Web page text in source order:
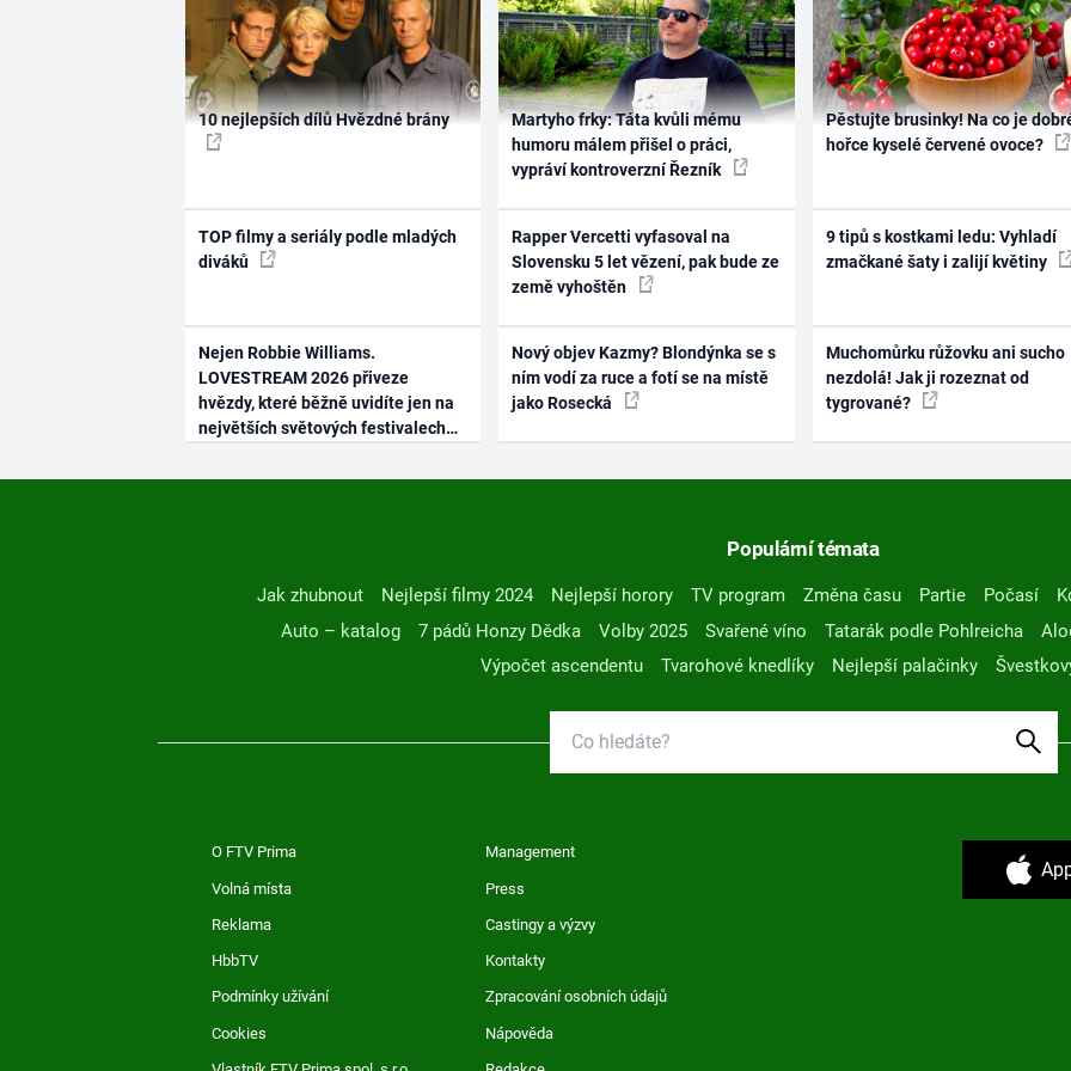
10 nejlepších dílů Hvězdné brány
TOP filmy a seriály podle mladých
diváků
Nejen Robbie Williams.
LOVESTREAM 2026 přiveze
hvězdy, které běžně uvidíte jen na
největších světových festivalech
Martyho frky: Táta kvůli mému
humoru málem přišel o práci,
vypráví kontroverzní Řezník
Rapper Vercetti vyfasoval na
Slovensku 5 let vězení, pak bude ze
země vyhoštěn
Nový objev Kazmy? Blondýnka se s
ním vodí za ruce a fotí se na místě
jako Rosecká
Pěstujte brusinky! Na co je
hořce kyselé červené ovoce?
9 tipů s kostkami ledu: Vyhladí
zmačkané šaty i zalijí květiny
Muchomůrku růžovku ani sucho
nezdolá! Jak ji rozeznat od
tygrované?
Populární témata
Jak zhubnout Nejlepší filmy 2024 Nejlepší horory TV program Změna času Partie Počasí
Auto – katalog
7 pádů Honzy Dědka Volby 2025 Svařené víno Tatarák podle Pohlreicha
Výpočet ascendentu
Tvarohové knedlíky Nejlepší palačinky
O FTV Prima Management
Volná místa Press
Reklama Castingy a výzvy
HbbTV Kontakty
Podmínky užívání Zpracování osobních údajů
Cookies Nápověda